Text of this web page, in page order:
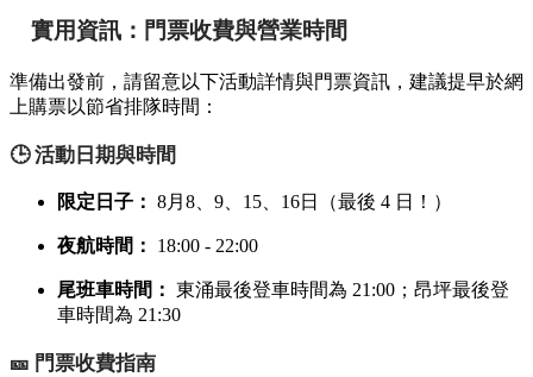
實用資訊：門票收費與營業時間
準備出發前，請留意以下活動詳情與門票資訊，建議提早於網
上購票以節省排隊時間：
🕒 活動日期與時間
限定日子： 8月8、9、15、16日（最後 4 日！）
夜航時間： 18:00 - 22:00
尾班車時間： 東涌最後登車時間為 21:00；昂坪最後登
車時間為 21:30
🎫 門票收費指南